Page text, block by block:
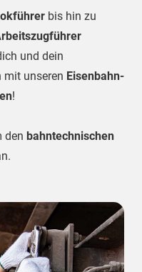
bis hin zu
und dein
mit unseren Eisenbahn-
!
den bahntechnischen